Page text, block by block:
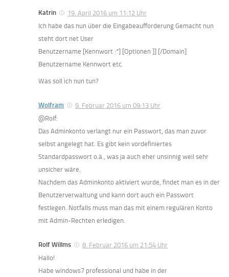
Katrin
19. April 2016 um 11:12 Uhr
Ich habe das nun über die Eingabeaufforderung Gemacht nun
steht dort net User
Benutzername [Kennwort :*] [Optionen ]] [/Domain]
Benutzername Kennwort etc.
Was soll ich nun tun?
Wolfram
9. Februar 2016 um 09:13 Uhr
@Rolf:
Das Adminkonto verlangt nur ein Passwort, das man zuvor
selbst angelegt hat. Es gibt kein vordefiniertes
Standardpasswort o.ä., was ja auch eher unsinnig weil sehr
unsicher wäre.
Nachdem das Adminkonto aktiviert wurde, findet man es in der
Benutzerverwaltung und kann dort auch ein Passwort
festlegen. Notfalls muss man das mit einem regulären Konto
mit Admin-Rechten erledigen.
Rolf Willms
8. Februar 2016 um 21:54 Uhr
Hallo!
Habe windows7 professional und habe in der